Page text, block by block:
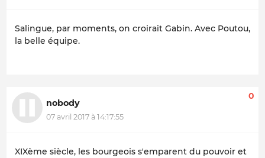
Salingue, par moments, on croirait Gabin. Avec Poutou,
la belle équipe.
nobody
07 avril 2017 à 14:17:55
0
XIXème siècle, les bourgeois s'emparent du pouvoir et